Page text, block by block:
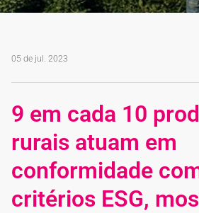
05 de jul. 2023
9 em cada 10
rurais atuam em
conformidade
critérios ESG,